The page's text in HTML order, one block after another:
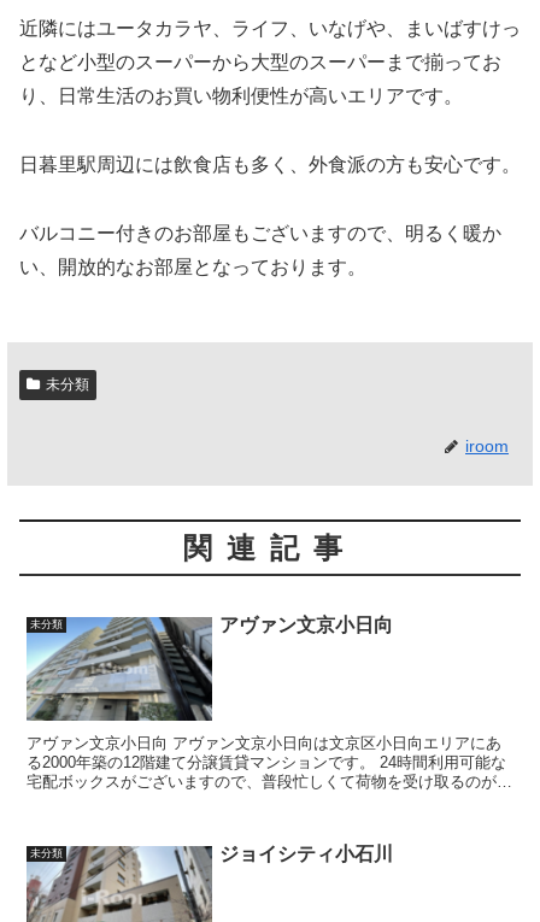
近隣にはユータカラヤ、ライフ、いなげや、まいばすけっ
となど小型のスーパーから大型のスーパーまで揃ってお
り、日常生活のお買い物利便性が高いエリアです。
日暮里駅周辺には飲食店も多く、外食派の方も安心です。
バルコニー付きのお部屋もございますので、明るく暖か
い、開放的なお部屋となっております。
未分類
iroom
関連記事
未分類 アヴァン文京小日向
アヴァン文京小日向 アヴァン文京小日向は文京区小日向エリアにあ
る2000年築の12階建て分譲賃貸マンションです。 24時間利用可能な
宅配ボックスがございますので、普段忙しくて荷物を受け取るのが難
未分類 ジョイシティ小石川